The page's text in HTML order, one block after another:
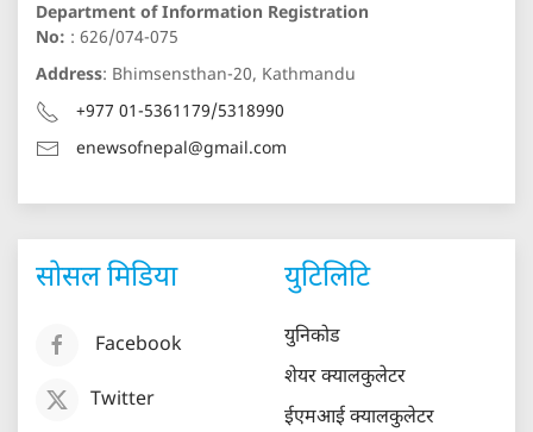
Department of Information Registration
No: : 626/074-075
Address: Bhimsensthan-20, Kathmandu
+977 01-5361179/5318990
enewsofnepal@gmail.com
सोसल मिडिया
Facebook
Twitter
युटिलिटि
युनिकोड
शेयर क्यालकुलेटर
ईएमआई क्यालकुलेटर